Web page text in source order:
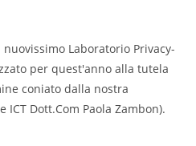
Laboratorio Privacy-
per quest'anno alla tutela
coniato dalla nostra
ICT Dott.Com Paola Zambon).